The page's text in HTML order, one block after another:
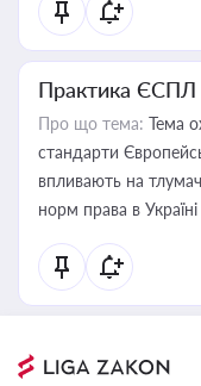
Практика ЄСПЛ
Про що тема: Тема
стандарти
впливають на
норм права в Україні